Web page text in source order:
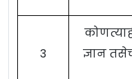
3
ज्ञान